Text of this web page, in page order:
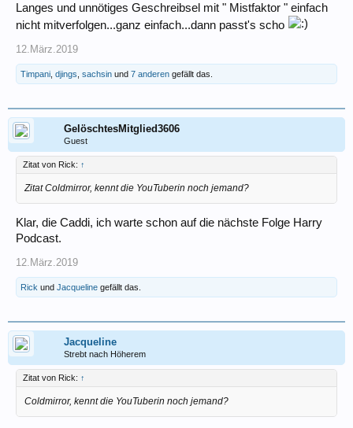
Langes und unnötiges Geschreibsel mit " Mistfaktor " einfach
nicht mitverfolgen...ganz einfach...dann passt's scho
12.März.2019
Timpani djings sachsin und 7 anderen gefällt das.
GelöschtesMitglied3606
Guest
Zitat von Rick: ↑
Zitat Coldmirror, kennt die YouTuberin noch jemand?
Klar, die Caddi, ich warte schon auf die nächste Folge Harry
Podcast.
12.März.2019
Rick und Jacqueline gefällt das.
Jacqueline
Strebt nach Höherem
Zitat von Rick: ↑
Coldmirror, kennt die YouTuberin noch jemand?